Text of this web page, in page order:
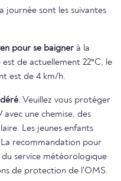
journée sont les suivantes
pour se baigner à la
de actuellement 22°C, le
est de 4 km/h.
. Veuillez vous protéger
une chemise, des
Les jeunes enfants
recommandation pour
du service météorologique
de protection de l'OMS.